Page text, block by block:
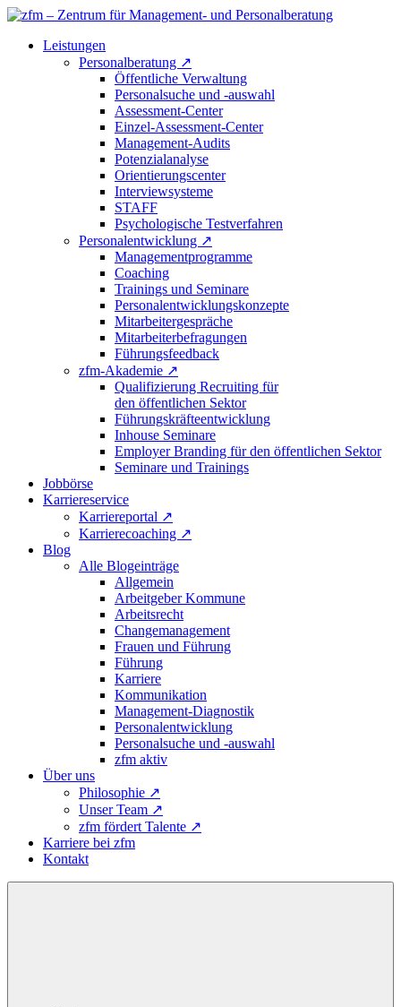
Leistungen
Personalberatung ↗
Öffentliche Verwaltung
Personalsuche und -auswahl
Assessment-Center
Einzel-Assessment-Center
Management-Audits
Potenzialanalyse
Orientierungscenter
Interviewsysteme
STAFF
Psychologische Testverfahren
Personalentwicklung ↗
Managementprogramme
Coaching
Trainings und Seminare
Personalentwicklungskonzepte
Mitarbeitergespräche
Mitarbeiterbefragungen
Führungsfeedback
zfm-Akademie ↗
Qualifizierung Recruiting für
den öffentlichen Sektor
Führungskräfteentwicklung
Inhouse Seminare
Employer Branding für den öffentlichen Sektor
Seminare und Trainings
Jobbörse
Karriereservice
Karriereportal ↗
Karrierecoaching ↗
Blog
Alle Blogeinträge
Allgemein
Arbeitgeber Kommune
Arbeitsrecht
Changemanagement
Frauen und Führung
Führung
Karriere
Kommunikation
Management-Diagnostik
Personalentwicklung
Personalsuche und -auswahl
zfm aktiv
Über uns
Philosophie ↗
Unser Team ↗
zfm fördert Talente ↗
Karriere bei zfm
Kontakt